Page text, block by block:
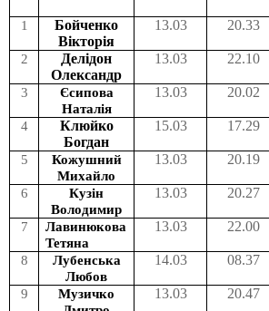
1
Бойченко
Вікторія
13.03 20.33
2
Делідон
Олександр
13.03 22.10
3
Єсипова
Наталія
13.03 20.02
4
Клюйко
Богдан
15.03 17.29
5
Кожушний
Михайло
13.03 20.19
6
Кузін
Володимир
13.03 20.27
7
Лавинюкова
Тетяна
13.03 22.00
8
Лубенська
Любов
14.03 08.37
9
Музичко
13.03 20.47